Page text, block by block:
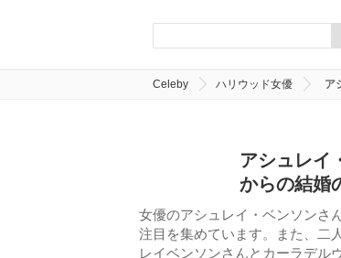
Celeby ハリウッド女優 ア
アシュレイ
からの結婚
女優のアシュレイ・ベンソンさ
注目を集めています。また、二
レイベンソンさんとカーラデル